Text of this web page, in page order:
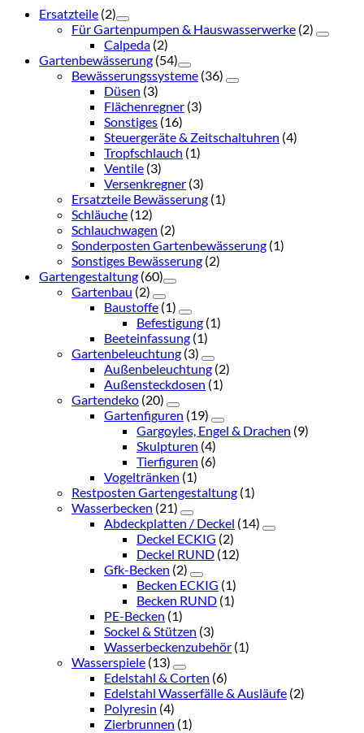
Ersatzteile (2)
Für Gartenpumpen & Hauswasserwerke (2)
Calpeda (2)
Gartenbewässerung (54)
Bewässerungssysteme (36)
Düsen (3)
Flächenregner (3)
Sonstiges (16)
Steuergeräte & Zeitschaltuhren (4)
Tropfschlauch (1)
Ventile (3)
Versenkregner (3)
Ersatzteile Bewässerung (1)
Schläuche (12)
Schlauchwagen (2)
Sonderposten Gartenbewässerung (1)
Sonstiges Bewässerung (2)
Gartengestaltung (60)
Gartenbau (2)
Baustoffe (1)
Befestigung (1)
Beeteinfassung (1)
Gartenbeleuchtung (3)
Außenbeleuchtung (2)
Außensteckdosen (1)
Gartendeko (20)
Gartenfiguren (19)
Gargoyles, Engel & Drachen (9)
Skulpturen (4)
Tierfiguren (6)
Vogeltränken (1)
Restposten Gartengestaltung (1)
Wasserbecken (21)
Abdeckplatten / Deckel (14)
Deckel ECKIG (2)
Deckel RUND (12)
Gfk-Becken (2)
Becken ECKIG (1)
Becken RUND (1)
PE-Becken (1)
Sockel & Stützen (3)
Wasserbeckenzubehör (1)
Wasserspiele (13)
Edelstahl & Corten (6)
Edelstahl Wasserfälle & Ausläufe (2)
Polyresin (4)
Zierbrunnen (1)